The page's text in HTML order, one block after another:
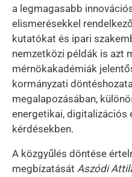
a legmagasabb
elismerésekkel
kutatókat és ipari
nemzetközi példák is azt
mérnökakadémiák
kormányzati
megalapozásában,
energetikai, digitalizációs
kérdésekben.
A közgyűlés döntése
megbízatását Aszódi